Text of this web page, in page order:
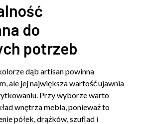
do
potrzeb
dąb artisan powinna
ale jej największa wartość ujawnia
Przy wyborze warto
wnętrza mebla, ponieważ to
półek, drążków, szuflad i